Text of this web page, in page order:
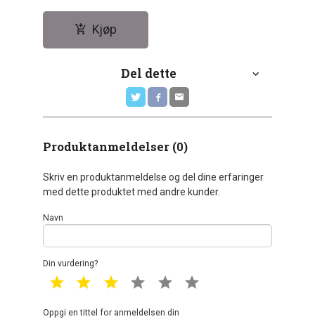
Kjøp
Del dette
Produktanmeldelser (0)
Skriv en produktanmeldelse og del dine erfaringer
med dette produktet med andre kunder.
Navn
Din vurdering?
1 star 2 star 3 star 4 star 5 star
Oppgi en tittel for anmeldelsen din